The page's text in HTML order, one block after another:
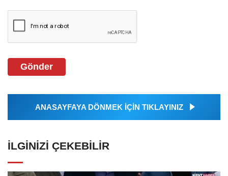
Gönder
ANASAYFAYA DÖNMEK İÇİN TIKLAYINIZ
İLGINIZI ÇEKEBILIR